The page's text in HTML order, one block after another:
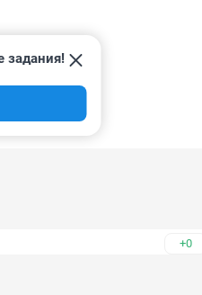
задания!
+0